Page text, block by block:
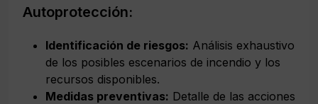
Autoprotección:
Identificación de riesgos: Análisis exhaustivo
de los posibles escenarios de incendio y los
recursos disponibles.
Medidas preventivas: Detalle de las acciones